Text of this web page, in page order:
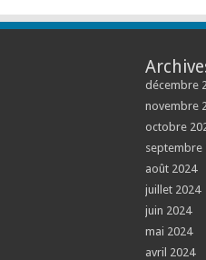
décembre
novembre
octobre
septembre
août 2024
juillet 2024
juin 2024
mai 2024
avril 2024